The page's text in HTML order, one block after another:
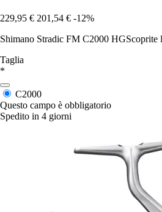
229,95 € 201,54 € -12%
Shimano Stradic FM C2000 HGScoprite
Taglia
*
C2000
Questo campo è obbligatorio
Spedito in 4 giorni